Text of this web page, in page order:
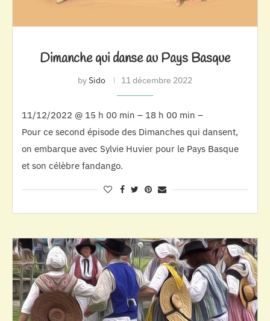
Dimanche qui danse au Pays Basque
bySido 11 décembre 2022
11/12/2022 @ 15 h 00 min – 18 h 00 min –
Pour ce second épisode des Dimanches qui dansent,
on embarque avec Sylvie Huvier pour le Pays Basque
et son célèbre fandango.